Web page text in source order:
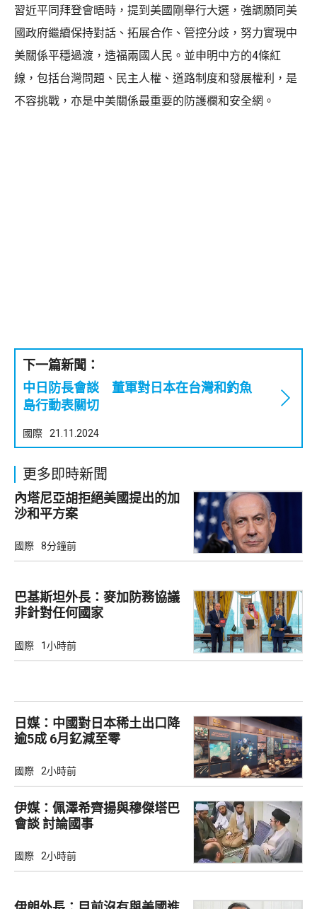
習近平同拜登會晤時，提到美國剛舉行大選，強調願同美
國政府繼續保持對話、拓展合作、管控分歧，努力實現中
美關係平穩過渡，造福兩國人民。並申明中方的4條紅
線，包括台灣問題、民主人權、道路制度和發展權利，是
不容挑戰，亦是中美關係最重要的防護欄和安全網。
下一篇新聞：
中日防長會談 董軍對日本在台灣和釣魚
島行動表關切
國際 21.11.2024
更多即時新聞
內塔尼亞胡拒絕美國提出的加
沙和平方案
國際 8分鐘前
巴基斯坦外長：麥加防務協議
非針對任何國家
國際 1小時前
日媒：中國對日本稀土出口降
逾5成 6月釔減至零
國際 2小時前
伊媒：佩澤希齊揚與穆傑塔巴
會談 討論國事
國際 2小時前